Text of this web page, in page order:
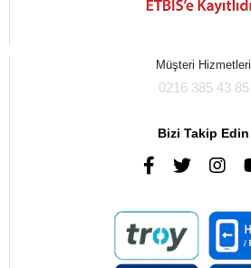
Müşteri Hizmetleri
0216 385 43 85
Bizi Takip Edin